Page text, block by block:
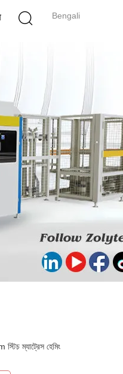
Bengali
ম্যাট্রেস হেমিং